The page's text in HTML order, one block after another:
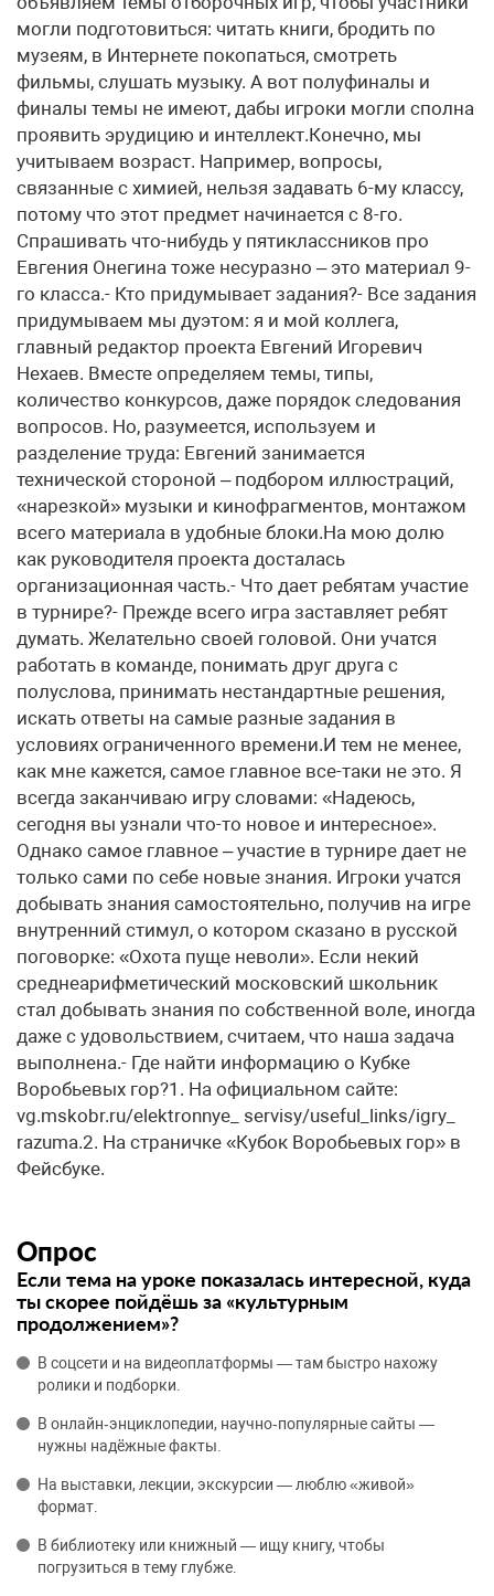
могли подготовиться: читать книги, бродить по
музеям, в Интернете покопаться, смотреть
фильмы, слушать музыку. А вот полуфиналы и
финалы темы не имеют, дабы игроки могли сполна
проявить эрудицию и интеллект.Конечно, мы
учитываем возраст. Например, вопросы,
связанные с химией, нельзя задавать 6-му классу,
потому что этот предмет начинается с 8-го.
Спрашивать что-нибудь у пятиклассников про
Евгения Онегина тоже несуразно – это материал 9-
го класса.- Кто придумывает задания?- Все задания
придумываем мы дуэтом: я и мой коллега,
главный редактор проекта Евгений Игоревич
Нехаев. Вместе определяем темы, типы,
количество конкурсов, даже порядок следования
вопросов. Но, разумеется, используем и
разделение труда: Евгений занимается
технической стороной – подбором иллюстраций,
«нарезкой» музыки и кинофрагментов, монтажом
всего материала в удобные блоки.На мою долю
как руководителя проекта досталась
организационная часть.- Что дает ребятам участие
в турнире?- Прежде всего игра заставляет ребят
думать. Желательно своей головой. Они учатся
работать в команде, понимать друг друга с
полуслова, принимать нестандартные решения,
искать ответы на самые разные задания в
условиях ограниченного времени.И тем не менее,
как мне кажется, самое главное все-таки не это. Я
всегда заканчиваю игру словами: «Надеюсь,
сегодня вы узнали что-то новое и интересное».
Однако самое главное – участие в турнире дает не
только сами по себе новые знания. Игроки учатся
добывать знания самостоятельно, получив на игре
внутренний стимул, о котором сказано в русской
поговорке: «Охота пуще неволи». Если некий
среднеарифметический московский школьник
стал добывать знания по собственной воле, иногда
даже с удовольствием, считаем, что наша задача
выполнена.- Где найти информацию о Кубке
Воробьевых гор?1. На официальном сайте:
vg.mskobr.ru/elektronnye_ servisy/useful_links/igry_
razuma.2. На страничке «Кубок Воробьевых гор» в
Фейсбуке.
Опрос
Если тема на уроке показалась интересной, куда
ты скорее пойдёшь за «культурным
продолжением»?
В соцсети и на видеоплатформы — там быстро нахожу
ролики и подборки.
В онлайн‑энциклопедии, научно‑популярные сайты —
нужны надёжные факты.
На выставки, лекции, экскурсии — люблю «живой»
формат.
В библиотеку или книжный — ищу книгу, чтобы
погрузиться в тему глубже.